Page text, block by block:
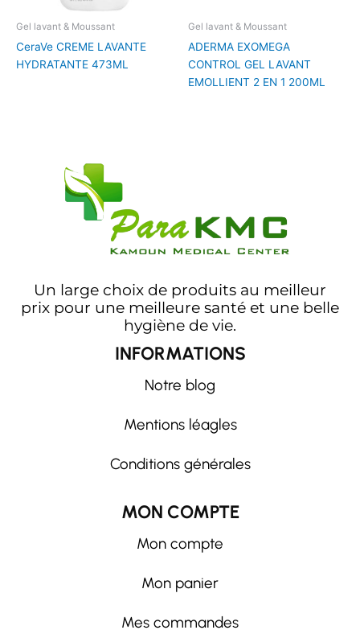
Gel lavant & Moussant
CeraVe CREME LAVANTE
HYDRATANTE 473ML
Gel lavant & Moussant
ADERMA EXOMEGA
CONTROL GEL LAVANT
EMOLLIENT 2 EN 1 200ML
Un large choix de produits au meilleur
prix pour une meilleure santé et une belle
hygiène de vie.
INFORMATIONS
Notre blog
Mentions léagles
Conditions générales
MON COMPTE
Mon compte
Mon panier
Mes commandes